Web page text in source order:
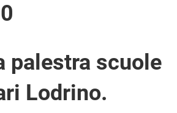
palestra scuole
Lodrino.